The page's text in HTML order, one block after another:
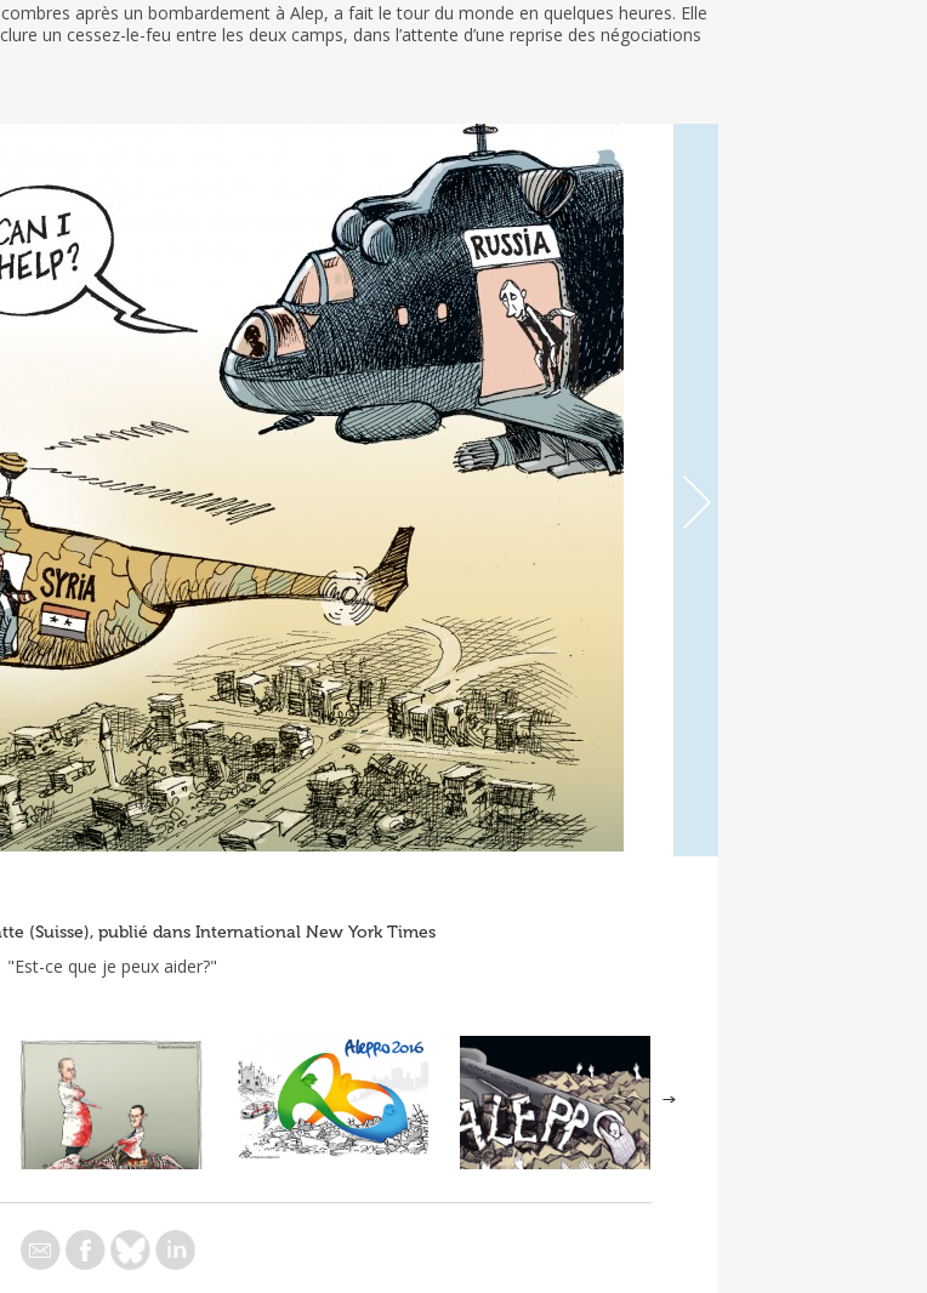
après un bombardement à Alep, a fait le tour du monde en quelques heures. Elle
un cessez-le-feu entre les deux camps, dans l’attente d’une reprise des négociations
(Suisse), publié dans International New York Times
"Est-ce que je peux aider?"